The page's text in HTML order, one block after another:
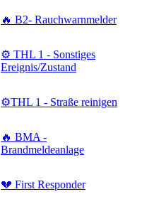
🔥 B2- Rauchwarnmelder
⚙️ THL 1 - Sonstiges
Ereignis/Zustand
⚙️THL 1 - Straße reinigen
🔥 BMA -
Brandmeldeanlage
💔 First Responder